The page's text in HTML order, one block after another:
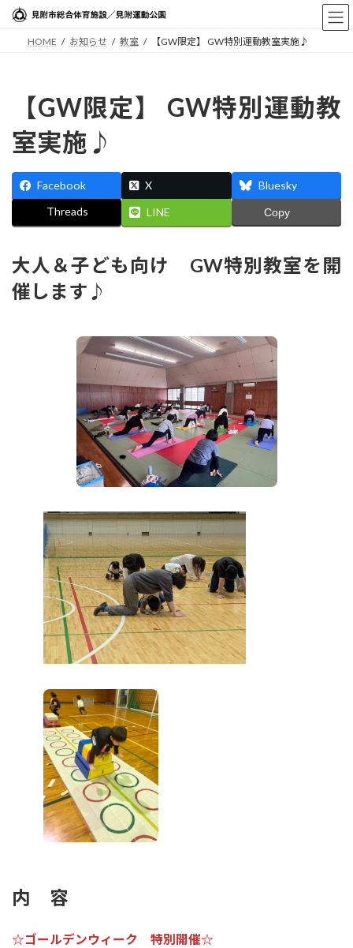
HOME お知らせ 教室 【GW限定】 GW特別運動教室実施♪
【GW限定】 GW特別運動教
室実施♪
Facebook X
Bluesky
Threads
LINE Copy
大人＆子ども向け GW特別教室を開
催します♪
内 容
☆ゴールデンウィーク 特別開催☆